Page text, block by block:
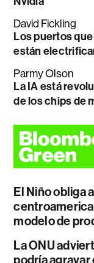
David Fickling
Los puertos
están
Parmy Olson
La IA está
de los chips de
El Niño obliga
modelo de
La ONU
podría agravar